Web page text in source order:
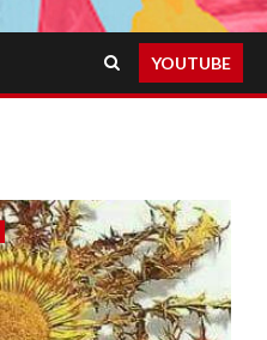
YOUTUBE